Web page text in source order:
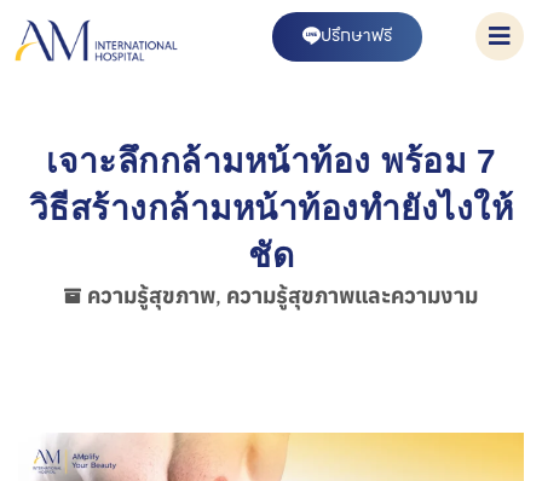
ปรึกษาฟรี
เจาะลึกกล้ามหน้าท้อง พร้อม 7
วิธีสร้างกล้ามหน้าท้องทำยังไงให้
ชัด
ความรู้สุขภาพ, ความรู้สุขภาพและความงาม